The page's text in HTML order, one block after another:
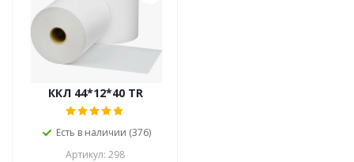
ККЛ 44*12*40 TR
Есть в наличии (376)
Артикул: 298